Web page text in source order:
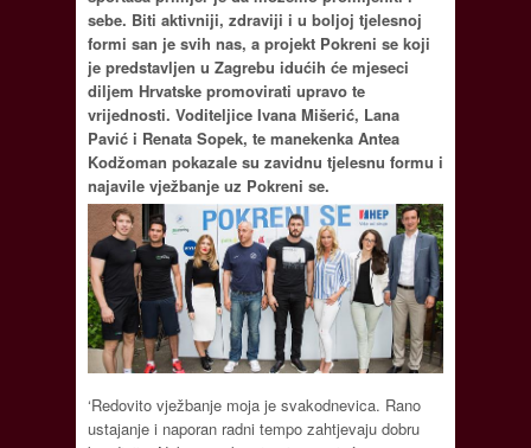
sebe. Biti aktivniji, zdraviji i u boljoj tjelesnoj
formi san je svih nas, a projekt Pokreni se koji
je predstavljen u Zagrebu idućih će mjeseci
diljem Hrvatske promovirati upravo te
vrijednosti. Voditeljice Ivana Mišerić, Lana
Pavić i Renata Sopek, te manekenka Antea
Kodžoman pokazale su zavidnu tjelesnu formu i
najavile vježbanje uz Pokreni se.
‘Redovito vježbanje moja je svakodnevica. Rano
ustajanje i naporan radni tempo zahtjevaju dobru